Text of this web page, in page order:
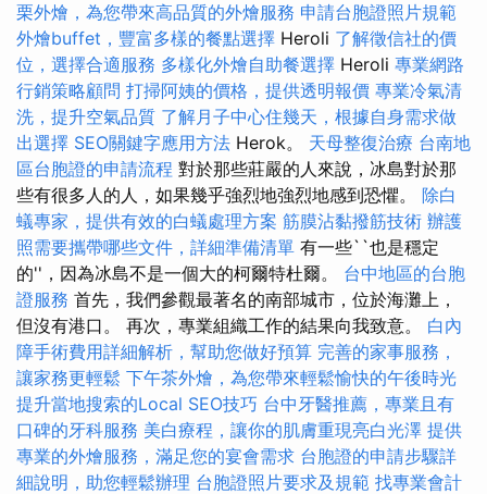
栗外燴，為您帶來高品質的外燴服務 申請台胞證照片規範
外燴buffet，豐富多樣的餐點選擇 Heroli 了解徵信社的價
位，選擇合適服務 多樣化外燴自助餐選擇 Heroli 專業網路
行銷策略顧問 打掃阿姨的價格，提供透明報價 專業冷氣清
洗，提升空氣品質 了解月子中心住幾天，根據自身需求做
出選擇 SEO關鍵字應用方法 Herok。 天母整復治療 台南地
區台胞證的申請流程 對於那些莊嚴的人來說，冰島對於那
些有很多人的人，如果幾乎強烈地強烈地感到恐懼。 除白
蟻專家，提供有效的白蟻處理方案 筋膜沾黏撥筋技術 辦護
照需要攜帶哪些文件，詳細準備清單 有一些``也是穩定
的''，因為冰島不是一個大的柯爾特杜爾。 台中地區的台胞
證服務 首先，我們參觀最著名的南部城市，位於海灘上，
但沒有港口。 再次，專業組織工作的結果向我致意。 白內
障手術費用詳細解析，幫助您做好預算 完善的家事服務，
讓家務更輕鬆 下午茶外燴，為您帶來輕鬆愉快的午後時光
提升當地搜索的Local SEO技巧 台中牙醫推薦，專業且有
口碑的牙科服務 美白療程，讓你的肌膚重現亮白光澤 提供
專業的外燴服務，滿足您的宴會需求 台胞證的申請步驟詳
細說明，助您輕鬆辦理 台胞證照片要求及規範 找專業會計